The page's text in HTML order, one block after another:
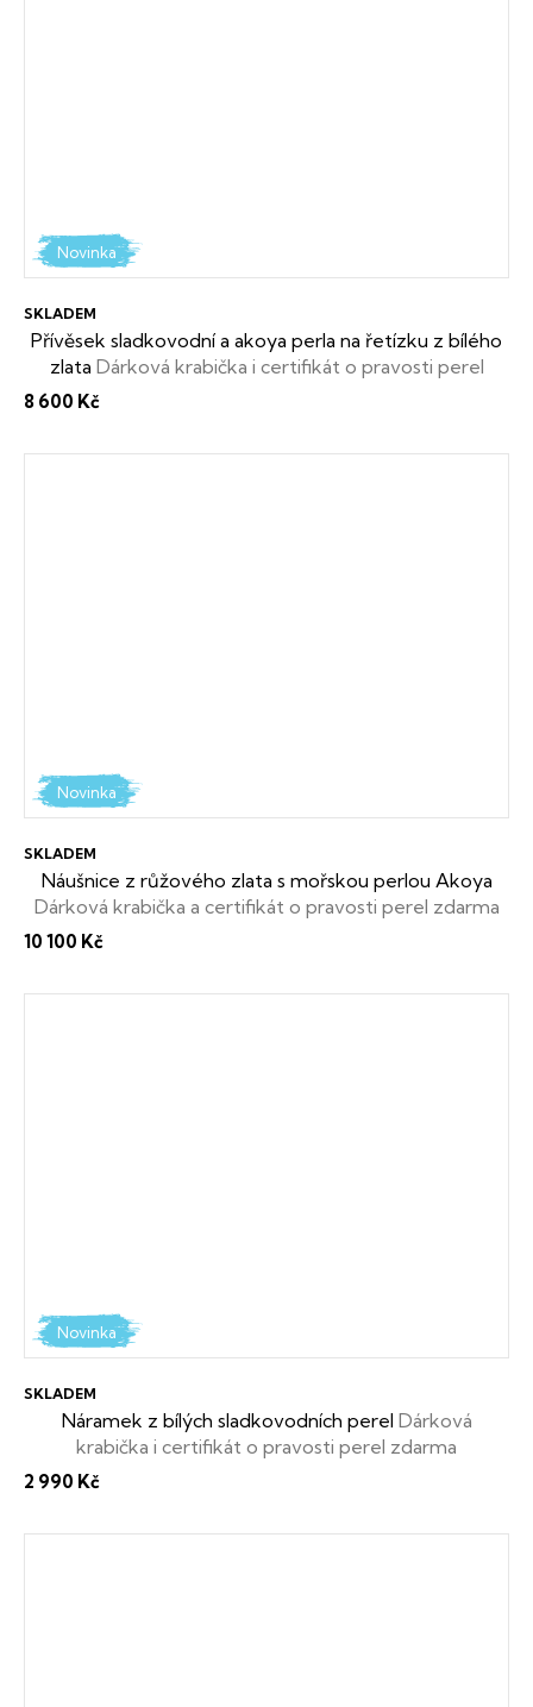
Novinka
Přívěsek sladkovodní a akoya perla na řetízku z bílého
zlata Dárková krabička i certifikát o pravosti perel
SKLADEM
8 600 Kč
Novinka
Náušnice z růžového zlata s mořskou perlou Akoya
Dárková krabička a certifikát o pravosti perel zdarma
SKLADEM
10 100 Kč
Novinka
Náramek z bílých sladkovodních perel Dárková
krabička i certifikát o pravosti perel zdarma
SKLADEM
2 990 Kč